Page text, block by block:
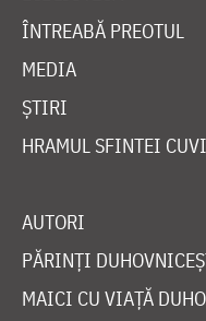
ÎNTREABĂ PREOTUL
MEDIA
ȘTIRI
HRAMUL SFINTEI
AUTORI
PĂRINȚI
MAICI CU VIAȚĂ